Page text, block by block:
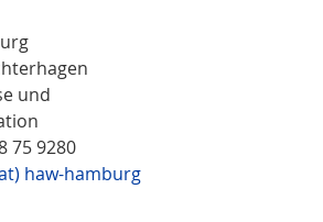
und
75 9280
haw-hamburg